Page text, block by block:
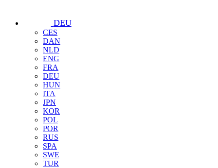
DEU
CES
DAN
NLD
ENG
FRA
DEU
HUN
ITA
JPN
KOR
POL
POR
RUS
SPA
SWE
TUR